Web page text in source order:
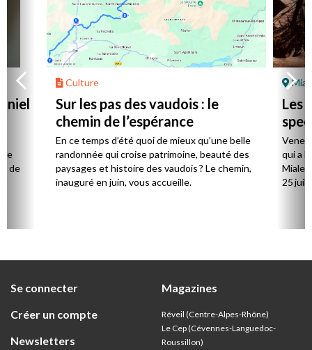
de
Culture
Sur les pas des vaudois : le
chemin de l’espérance
En ce temps d’été quoi de mieux qu’une belle
randonnée qui croise patrimoine, beauté des
paysages et histoire des vaudois ? Le chemin,
inauguré en juin, vous accueille.
Les
qui a
25
Se connecter
Créer un compte
Newsletters
Magazines
Réveil (Centre-Alpes-Rhône)
Le Cep (Cévennes-Languedoc-
Roussillon)